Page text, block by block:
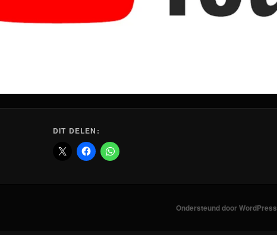
DIT DELEN:
Ondersteund door WordPress